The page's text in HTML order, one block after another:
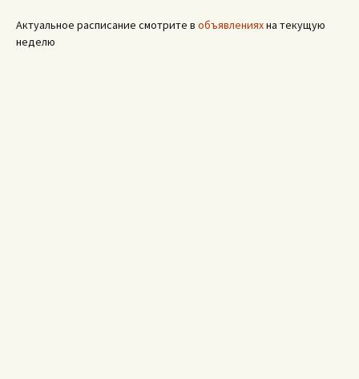
Актуальное расписание смотрите в объявленияхна текущую
неделю